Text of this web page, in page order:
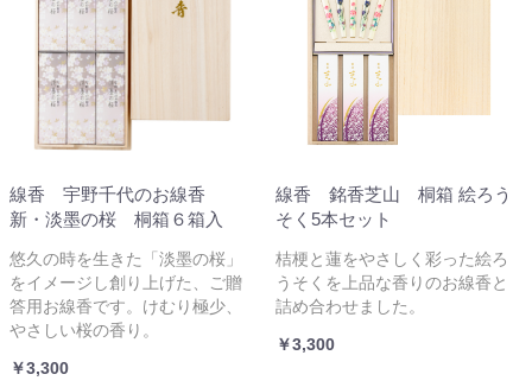
線香 宇野千代のお線香
新・淡墨の桜 桐箱６箱入
悠久の時を生きた「淡墨の桜」
をイメージし創り上げた、ご贈
答用お線香です。けむり極少、
やさしい桜の香り。
￥3,300
線香 銘香芝山 桐箱 絵ろう
そく5本セット
桔梗と蓮をやさしく彩った絵ろ
うそくを上品な香りのお線香と
詰め合わせました。
￥3,300